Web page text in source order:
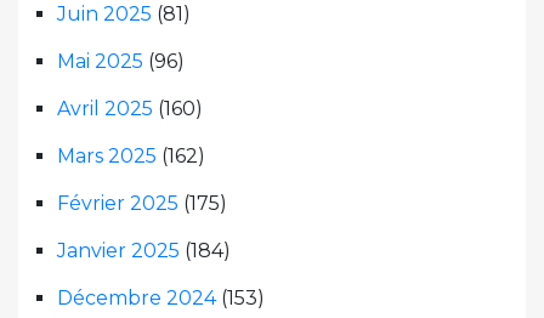
Juin 2025 (81)
Mai 2025 (96)
Avril 2025 (160)
Mars 2025 (162)
Février 2025 (175)
Janvier 2025 (184)
Décembre 2024(153)